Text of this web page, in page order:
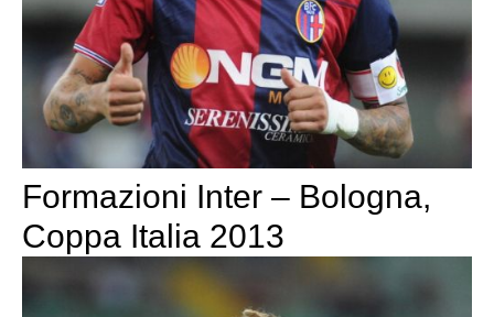
Formazioni Inter – Bologna,
Coppa Italia 2013